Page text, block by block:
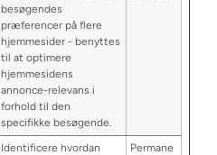
besøgendes
præferencer på flere
hjemmesider - benyttes
til at optimere
hjemmesidens
annonce-relevans i
forhold til den
specifikke besøgende.
Identificere hvordan
Permane